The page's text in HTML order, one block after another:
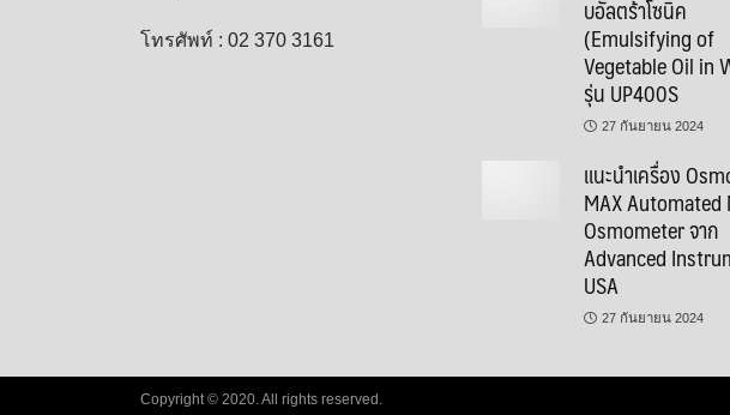
โทรศัพท์ : 02 370 3161
บอัลตร้าโซนิค
(Emulsifying of
Vegetable Oil in
รุ่น UP400S
27 กันยายน 2024
แนะนำเครื่อง
MAX
Osmometer จาก
Advanced
USA
27 กันยายน 2024
Copyright © 2020. All rights reserved.